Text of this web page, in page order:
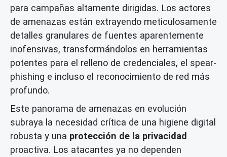
para campañas altamente dirigidas. Los actores
de amenazas están extrayendo meticulosamente
detalles granulares de fuentes aparentemente
inofensivas, transformándolos en herramientas
potentes para el relleno de credenciales, el spear-
phishing e incluso el reconocimiento de red más
profundo.
Este panorama de amenazas en evolución
subraya la necesidad crítica de una higiene digital
robusta y una protección de la privacidad
proactiva. Los atacantes ya no dependen